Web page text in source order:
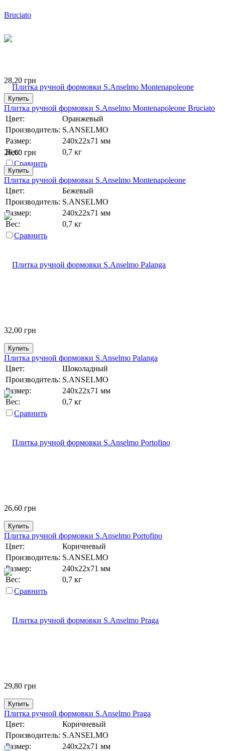
28,20 грн
Купить
Плитка ручной формовки S.Anselmo Montenapoleone Bruciato
Цвет:
Оранжевый
Производитель: S.ANSELMO
Размер:
240х22х71 мм
Вес:
0,7 кг
Сравнить
26,60 грн
Купить
Плитка ручной формовки S.Anselmo Montenapoleone
Цвет:
Бежевый
Производитель: S.ANSELMO
Размер:
240х22х71 мм
Вес:
0,7 кг
Сравнить
32,00 грн
Купить
Плитка ручной формовки S.Anselmo Palanga
Цвет:
Шоколадный
Производитель: S.ANSELMO
Размер:
240х22х71 мм
Вес:
0,7 кг
Сравнить
26,60 грн
Купить
Плитка ручной формовки S.Anselmo Portofino
Цвет:
Коричневый
Производитель: S.ANSELMO
Размер:
240х22х71 мм
Вес:
0,7 кг
Сравнить
29,80 грн
Купить
Плитка ручной формовки S.Anselmo Praga
Цвет:
Коричневый
Производитель: S.ANSELMO
Размер:
240х22х71 мм